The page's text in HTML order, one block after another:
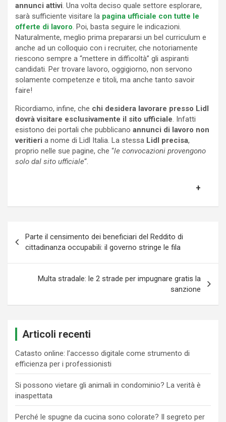
annunci attivi . Una volta deciso quale settore esplorare,
sarà sufficiente visitare la pagina ufficiale con tutte le
offerte di lavoro . Poi, basta seguire le indicazioni.
Naturalmente, meglio prima prepararsi un bel curriculum e
anche ad un colloquio con i recruiter, che notoriamente
riescono sempre a “mettere in difficoltà” gli aspiranti
candidati. Per trovare lavoro, oggigiorno, non servono
solamente competenze e titoli, ma anche tanto savoir
faire!
Ricordiamo, infine, che chi desidera lavorare presso Lidl
dovrà visitare esclusivamente il sito ufficiale . Infatti
esistono dei portali che pubblicano annunci di lavoro non
veritieri a nome di Lidl Italia. La stessa Lidl precisa,
proprio nelle sue pagine, che “le convocazioni provengono
solo dal sito ufficiale“.
articoli
Parte il censimento dei beneficiari del Reddito di
cittadinanza occupabili: il governo stringe le fila
Multa stradale: le 2 strade per impugnare gratis la
sanzione
Articoli recenti
Catasto online: l’accesso digitale come strumento di
efficienza per i professionisti
Si possono vietare gli animali in condominio? La verità è
inaspettata
Perché le spugne da cucina sono colorate? Il segreto per